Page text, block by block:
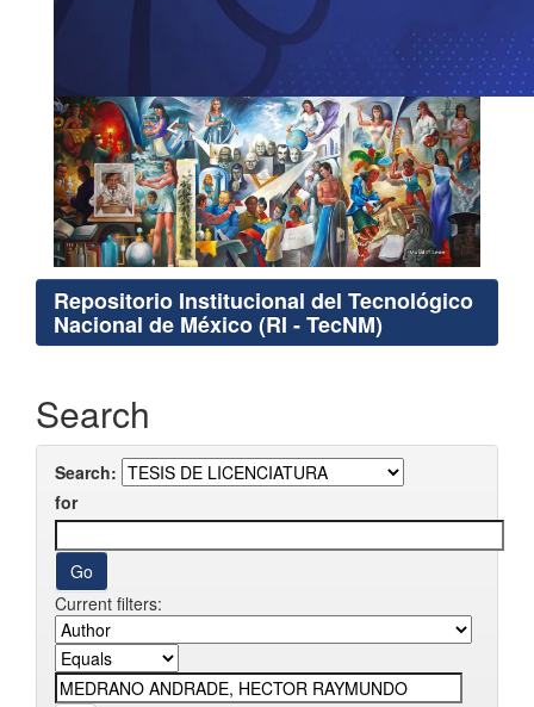
Repositorio Institucional del Tecnológico
Nacional de México (RI - TecNM)
Search
Search:
for
Current filters: